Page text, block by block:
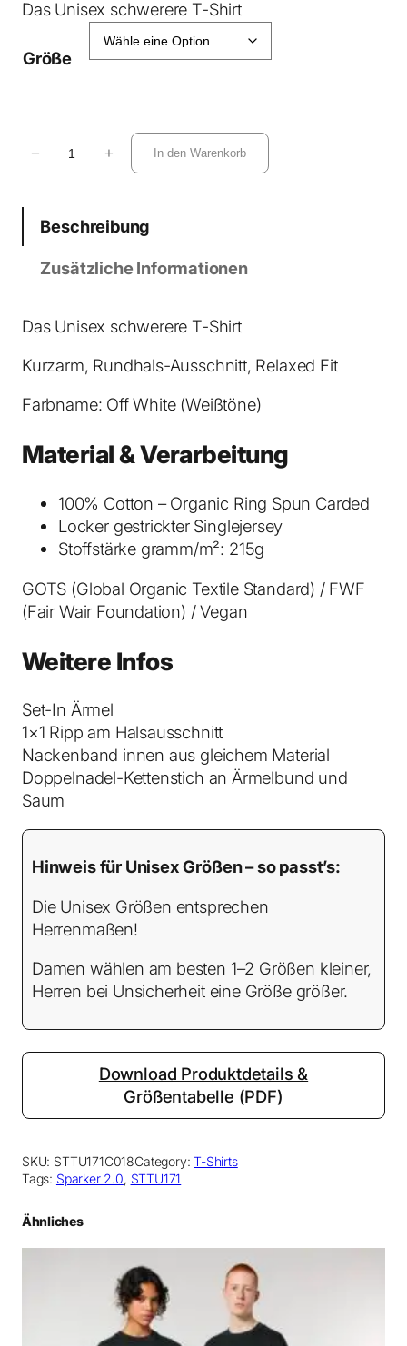
Das Unisex schwerere T-Shirt
Größe
r
.
T
S
i
W
h
t
M
e
n
g
e
− + In den Warenkorb
Beschreibung
Zusätzliche Informationen
Das Unisex schwerere T-Shirt
Kurzarm, Rundhals-Ausschnitt, Relaxed Fit
Farbname: Off White (Weißtöne)
Material & Verarbeitung
100% Cotton – Organic Ring Spun Carded
Locker gestrickter Singlejersey
Stoffstärke gramm/m²: 215g
GOTS (Global Organic Textile Standard) / FWF
(Fair Wair Foundation) / Vegan
Weitere Infos
Set-In Ärmel
1×1 Ripp am Halsausschnitt
Nackenband innen aus gleichem Material
Doppelnadel-Kettenstich an Ärmelbund und
Saum
Hinweis für Unisex Größen – so passt’s:
Die Unisex Größen entsprechen
Herrenmaßen!
Damen wählen am besten 1–2 Größen kleiner,
Herren bei Unsicherheit eine Größe größer.
Download Produktdetails &
Größentabelle (PDF)
SKU: STTU171C018Category:T-Shirts
Tags: Sparker 2.0, STTU171
Ähnliches